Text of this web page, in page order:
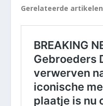
Gerelateerde artikelen